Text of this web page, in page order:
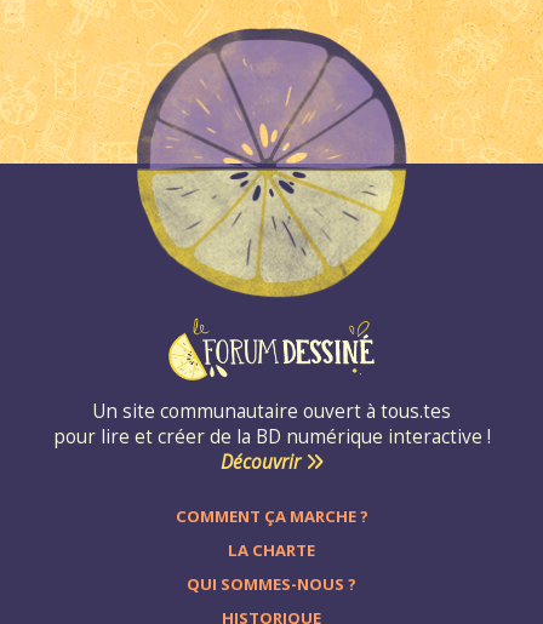
Un site communautaire ouvert à tous.tes
pour lire et créer de la BD numérique interactive !
Découvrir
COMMENT ÇA MARCHE ?
LA CHARTE
QUI SOMMES-NOUS ?
HISTORIQUE